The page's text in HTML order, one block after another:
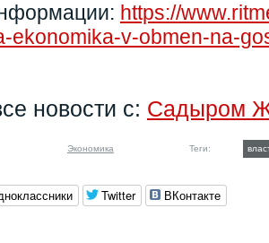
https://
ekonomika-v-obmen-na-
новости с: Садыром
Экономика Теги:
Twitter ВКонтакте